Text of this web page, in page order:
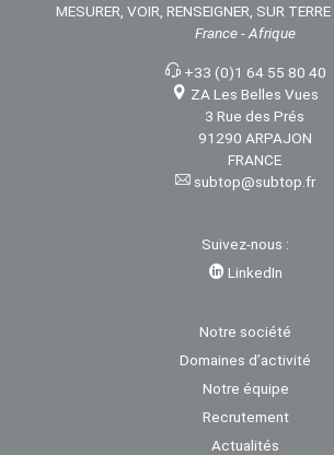
MESURER, VOIR, RENSEIGNER, SUR
France - Afrique
+33 (0)1 64 55 80 40
ZA Les Belles Vues
3 Rue des Prés
91290 ARPAJON
FRANCE
subtop@subtop.fr
Suivez-nous :
LinkedIn
Notre société
Domaines d’activité
Notre équipe
Recrutement
Actualités